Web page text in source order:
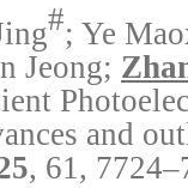
#; Ye
Jeong;
and
, 61,